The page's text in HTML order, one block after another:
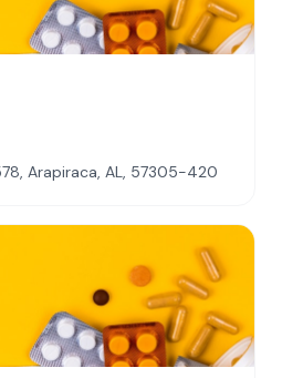
Arapiraca, AL, 57305-420